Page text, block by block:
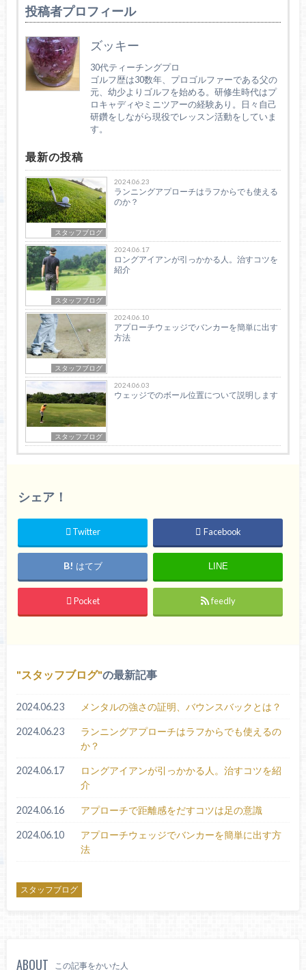
投稿者プロフィール
ズッキー
30代ティーチングプロ
ゴルフ歴は30数年、プロゴルファーである父の
元、幼少よりゴルフを始める。研修生時代はプ
ロキャディやミニツアーの経験あり。日々自己
研鑽をしながら現役でレッスン活動をしていま
す。
最新の投稿
スタッフブログ
2024.06.23
ランニングアプローチはラフからでも使える
のか？
スタッフブログ
2024.06.17
ロングアイアンが引っかかる人。治すコツを
紹介
スタッフブログ
2024.06.10
アプローチウェッジでバンカーを簡単に出す
方法
スタッフブログ
2024.06.03
ウェッジでのボール位置について説明します
シェア！
Twitter Facebook
はてブ LINE
Pocket feedly
スタッフブログ の最新記事
2024.06.23 メンタルの強さの証明、バウンスバックとは？
2024.06.23
ランニングアプローチはラフからでも使えるの
か？
2024.06.17
ロングアイアンが引っかかる人。治すコツを紹
介
2024.06.16 アプローチで距離感をだすコツは足の意識
2024.06.10
アプローチウェッジでバンカーを簡単に出す方
法
スタッフブログ
ABOUT この記事をかいた人